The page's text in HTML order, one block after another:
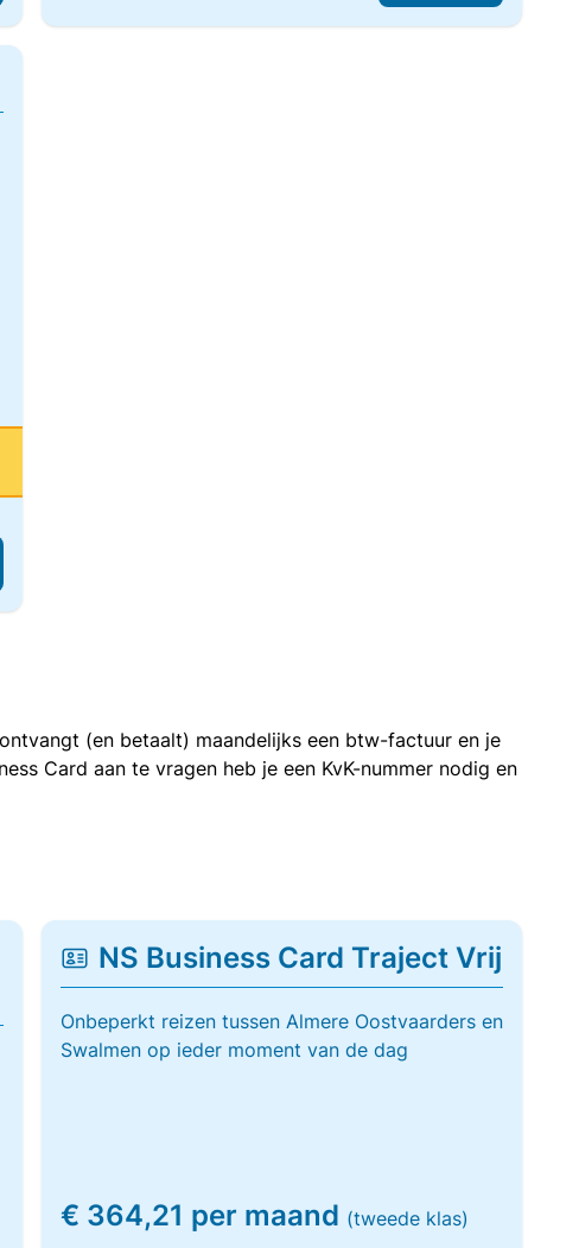
(en betaalt) maandelijks een btw-factuur en je
Card aan te vragen heb je een KvK-nummer nodig en
NS Business Card Traject Vrij
Onbeperkt reizen tussen Almere Oostvaarders en
Swalmen op ieder moment van de dag
€ 364,21 per maand (tweede klas)